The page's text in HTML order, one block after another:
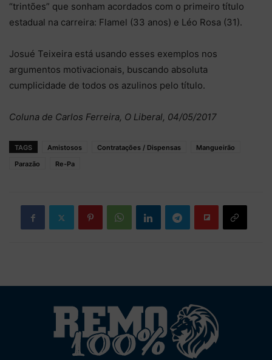
“trintões” que sonham acordados com o primeiro título
estadual na carreira: Flamel (33 anos) e Léo Rosa (31).
Josué Teixeira está usando esses exemplos nos
argumentos motivacionais, buscando absoluta
cumplicidade de todos os azulinos pelo título.
Coluna de Carlos Ferreira, O Liberal, 04/05/2017
TAGS Amistosos Contratações / Dispensas
Mangueirão
Parazão
Re-Pa